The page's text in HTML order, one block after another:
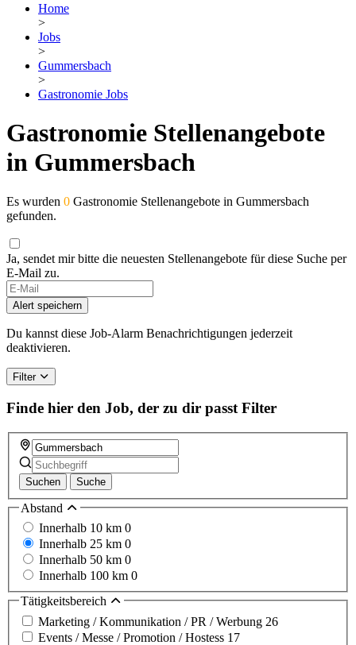
Home
>
Jobs
>
Gummersbach
>
Gastronomie Jobs
Gastronomie Stellenangebote
in Gummersbach
Es wurden 0 Gastronomie Stellenangebote in Gummersbach
gefunden.
Ja, sendet mir bitte die neuesten Stellenangebote für diese Suche per
E-Mail zu.
If
you
are
a
human,
this
field
Alert speichern
Du kannst diese Job-Alarm Benachrichtigungen jederzeit
deaktivieren.
Filter
Finde hier den Job, der zu dir passt Filter
Suchen Suche
Abstand
Innerhalb 10 km 0
Innerhalb 25 km 0
Innerhalb 50 km 0
Innerhalb 100 km 0
Tätigkeitsbereich
Marketing / Kommunikation / PR / Werbung 26
Events / Messe / Promotion / Hostess 17